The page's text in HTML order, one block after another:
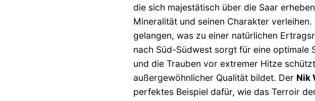
die sich majestätisch über die Saar
Mineralität und seinen Charakter
gelangen, was zu einer natürlichen
nach Süd-Südwest sorgt für eine optimale
und die Trauben vor extremer Hitze
außergewöhnlicher Qualität bildet. Der Nik
perfektes Beispiel dafür, wie das Terroir